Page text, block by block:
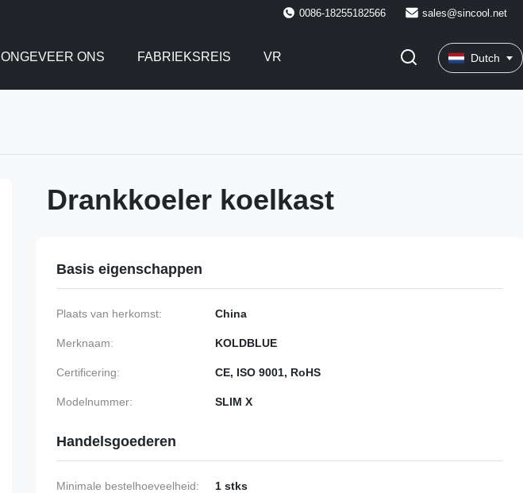
0086-18255182566 sales@sincool.net
ONGEVEER ONS FABRIEKSREIS VR Dutch
Drankkoeler koelkast
Basis eigenschappen
Plaats van herkomst: China
Merknaam: KOLDBLUE
Certificering: CE, ISO 9001, RoHS
Modelnummer: SLIM X
Handelsgoederen
Minimale bestelhoeveelheid: 1 stks